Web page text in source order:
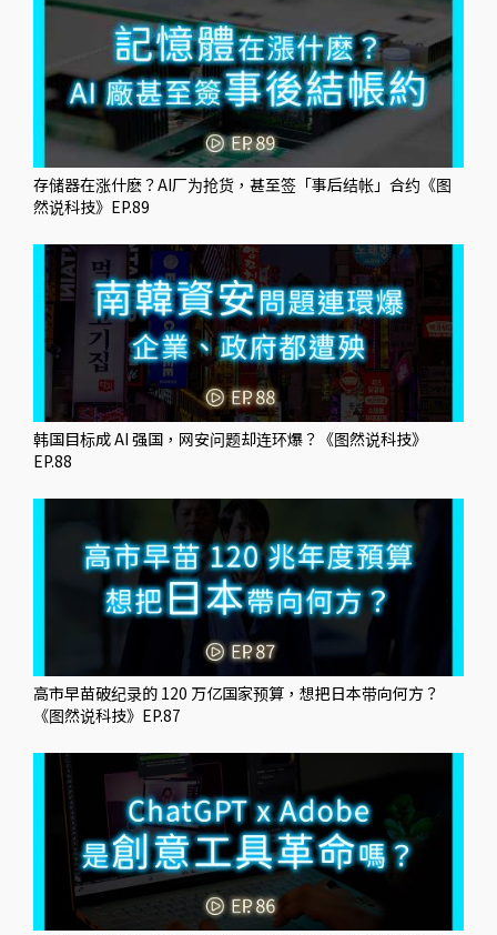
存储器在涨什麽？AI厂为抢货，甚至签「事后结帐」合约《图
然说科技》EP.89
韩国目标成 AI 强国，网安问题却连环爆？《图然说科技》
EP.88
高市早苗破纪录的 120 万亿国家预算，想把日本带向何方？
《图然说科技》EP.87